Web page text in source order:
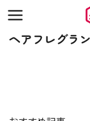
ヘアフレグラ